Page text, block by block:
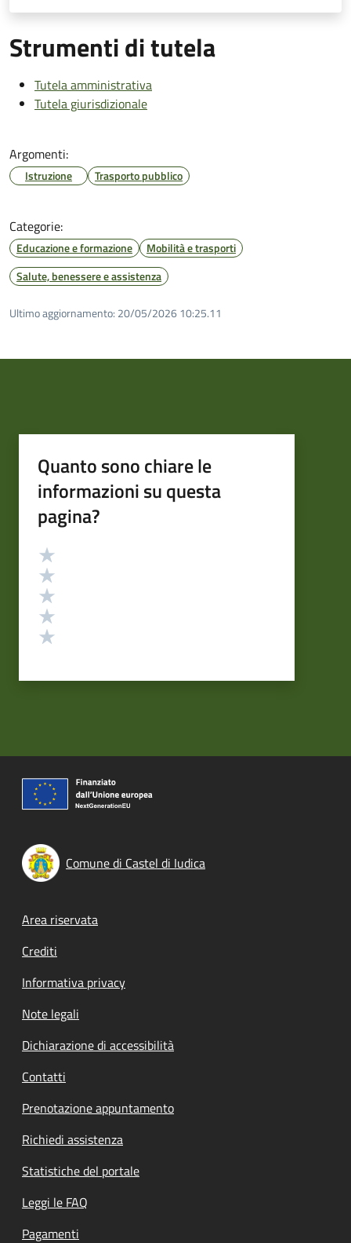
Strumenti di tutela
Tutela amministrativa
Tutela giurisdizionale
Argomenti:
Istruzione Trasporto pubblico
Categorie:
Educazione e formazione
Mobilità e trasporti
Salute, benessere e assistenza
Ultimo aggiornamento: 20/05/2026 10:25.11
Quanto sono chiare le
informazioni su questa
pagina?
Valutazione
Comune di Castel di Iudica
Footer menu
Area riservata
Crediti
Informativa privacy
Note legali
Dichiarazione di accessibilità
Contatti
Prenotazione appuntamento
Richiedi assistenza
Statistiche del portale
Leggi le FAQ
Pagamenti